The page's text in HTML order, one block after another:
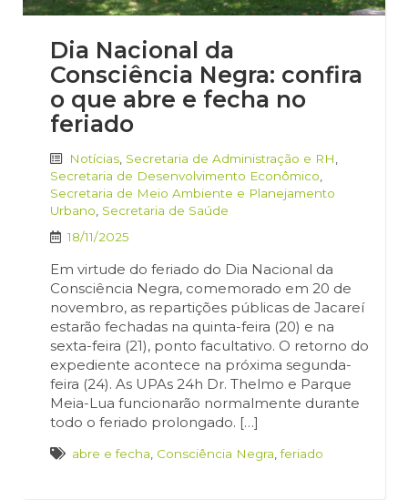
Dia Nacional da
Consciência Negra: confira
o que abre e fecha no
feriado
Notícias Secretaria de Administração e RH
Secretaria de Desenvolvimento Econômico
Secretaria de Meio Ambiente e Planejamento
Urbano Secretaria de Saúde
18/11/2025
Em virtude do feriado do Dia Nacional da
Consciência Negra, comemorado em 20 de
novembro, as repartições públicas de Jacareí
estarão fechadas na quinta-feira (20) e na
sexta-feira (21), ponto facultativo. O retorno do
expediente acontece na próxima segunda-
feira (24). As UPAs 24h Dr. Thelmo e Parque
Meia-Lua funcionarão normalmente durante
todo o feriado prolongado. […]
abre e fecha Consciência Negra ,feriado